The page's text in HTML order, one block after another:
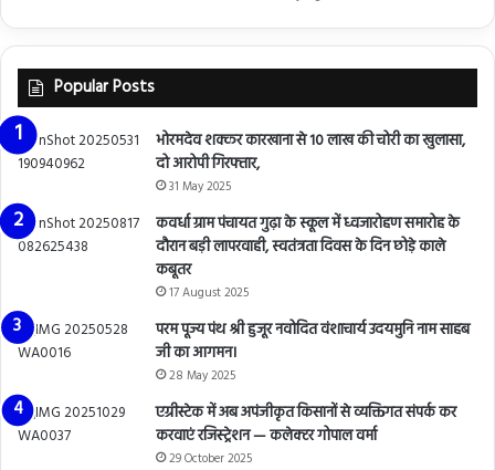
Popular Posts
भोरमदेव शक्कर कारखाना से 10 लाख की चोरी का खुलासा,
दो आरोपी गिरफ्तार,
31 May 2025
कवर्धा ग्राम पंचायत गुढ़ा के स्कूल में ध्वजारोहण समारोह के
दौरान बड़ी लापरवाही, स्वतंत्रता दिवस के दिन छोड़े काले
कबूतर
17 August 2025
परम पूज्य पंथ श्री हुजूर नवोदित वंशाचार्य उदयमुनि नाम साहब
जी का आगमन।
28 May 2025
एग्रीस्टेक में अब अपंजीकृत किसानों से व्यक्तिगत संपर्क कर
करवाएं रजिस्ट्रेशन — कलेक्टर गोपाल वर्मा
29 October 2025